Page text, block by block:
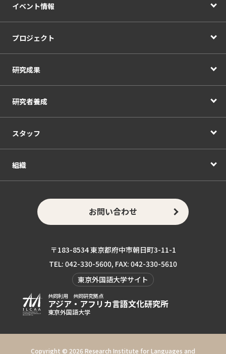
イベント情報
プロジェクト
研究成果
研究者養成
スタッフ
組織
お問い合わせ
〒183-8534 東京都府中市朝日町3-11-1
TEL: 042-330-5600, FAX: 042-330-5610
東京外国語大学サイト
共同利用 共同研究拠点
アジア・アフリカ言語文化研究所
東京外国語大学
Copyright © 2026 Research Institute for Languages and